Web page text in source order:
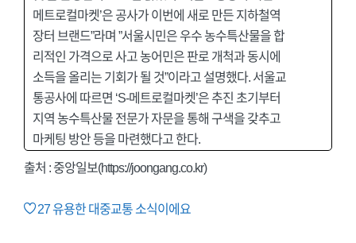
메트로컬마켓’은 공사가 이번에 새로 만든 지하철역
장터 브랜드”라며 ”서울시민은 우수 농수특산물을 합
리적인 가격으로 사고 농어민은 판로 개척과 동시에
소득을 올리는 기회가 될 것”이라고 설명했다. 서울교
통공사에 따르면 ‘S-메트로컬마켓’은 추진 초기부터
지역 농수특산물 전문가 자문을 통해 구색을 갖추고
마케팅 방안 등을 마련했다고 한다.
출처 : 중앙일보(https://joongang.co.kr)
27유용한 대중교통 소식이에요